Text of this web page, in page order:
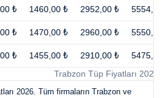
₺ 1460,00 ₺ 2952,00 ₺ 5554,00
₺ 1470,00 ₺ 2960,00 ₺ 5550,00
₺ 1455,00 ₺ 2910,00 ₺
5475,00
Trabzon Tüp Fiyatları 2026
2026. Tüm firmaların Trabzon ve